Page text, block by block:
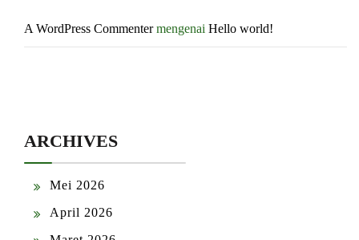
A WordPress Commentermengenai Hello world!
ARCHIVES
Mei 2026
April 2026